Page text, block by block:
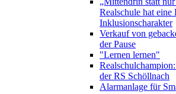
Realschule hat eine
Inklusionscharakter
Verkauf von
der Pause
"Lernen lernen"
der RS Schöllnach
Alarmanlage für